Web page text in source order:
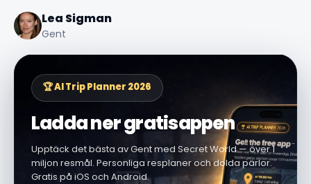
Lea Sigman
Gent
🏆 AI Trip Planner 2026
Ladda ner gratisappen
Upptäck det bästa av Gent med Secret World — över 1
miljon resmål. Personliga resplaner och dolda pärlor.
Gratis på iOS och Android.